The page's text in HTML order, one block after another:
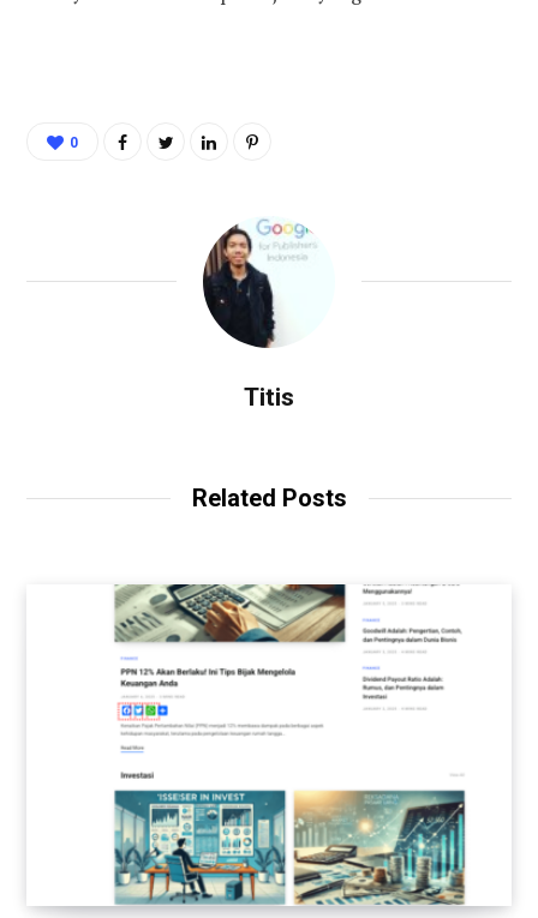
0
Titis
Related Posts